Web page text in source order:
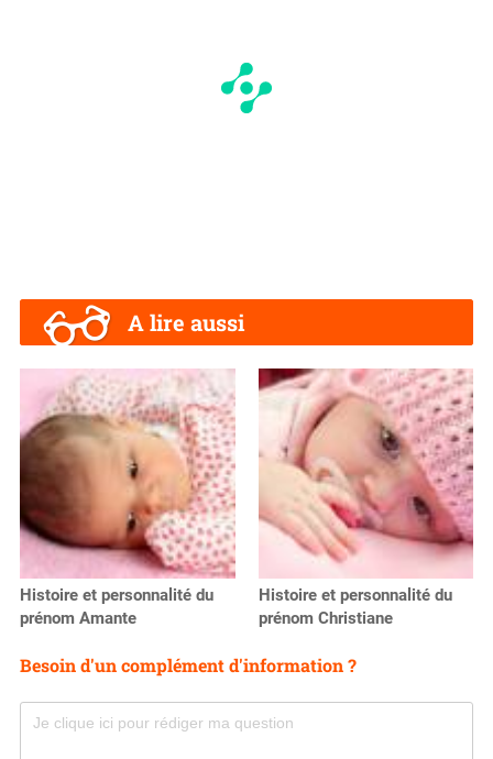
A lire aussi
Histoire et personnalité du
prénom Amante
Histoire et personnalité du
prénom Christiane
Besoin d'un complément d'information ?